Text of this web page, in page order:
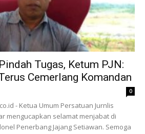
Tugas, Ketum PJN:
Cemerlang Komandan
0
- Ketua Umum Persatuan Jurnlis
mengucapkan selamat menjabat di
Penerbang Jajang Setiawan. Semoga